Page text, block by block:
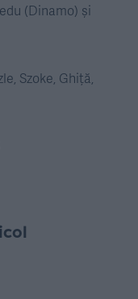
(Dinamo) și
Szoke, Ghiță,